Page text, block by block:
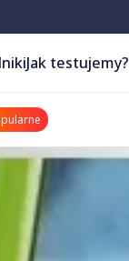
Jak testujemy?